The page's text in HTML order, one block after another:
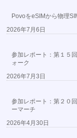
PovoをeSIMから物理
2026年7月6日
参加レポート：第１５
ォーク
2026年7月3日
参加レポート：第２０
ーマーチ
2026年4月30日